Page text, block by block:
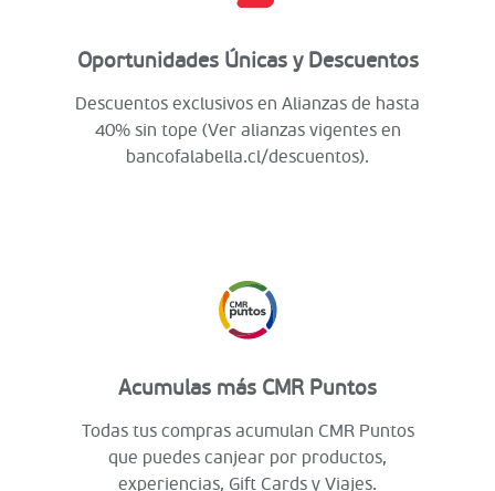
Oportunidades Únicas y Descuentos
Descuentos exclusivos en Alianzas de hasta
40% sin tope (Ver alianzas vigentes en
bancofalabella.cl/descuentos).
Acumulas más CMR Puntos
Todas tus compras acumulan CMR Puntos
que puedes canjear por productos,
experiencias, Gift Cards y Viajes.